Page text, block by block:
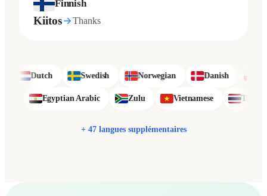
Finnish
Kiitos Thanks
Dutch Swedish Norwegian Danish Polish
Sinhala Egyptian Arabic Zulu Vietnamese
+ 47 langues supplémentaires